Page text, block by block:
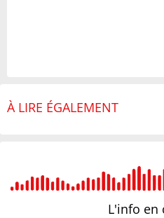
À LIRE ÉGALEMENT
L'info en